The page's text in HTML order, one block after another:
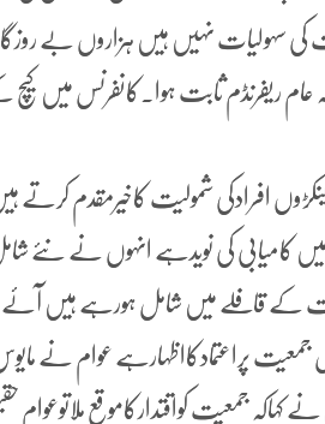
کی سہولیات نہیں ہیں ہزاروں بے
جلسہ عام ریفرنڈم ثابت ہوا.کانفرنس
افرادکی شمولیت کاخیرمقدم کرتے
میں کامیابی کی نویدہے انہوں نے نئے
قافلے میں شامل ہورہے ہیں آئے
جمعیت پراعتمادکااظہارہے عوام نے
نے کہاکہ جمعیت کواقتدارکاموقع